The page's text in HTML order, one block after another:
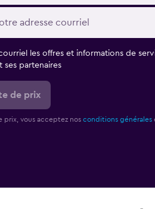
les offres et informations de
partenaires
de prix
prix, vous acceptez nos conditions générales